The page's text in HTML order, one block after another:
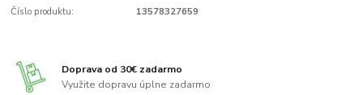
Číslo produktu: 13578327659
Doprava od 30€ zadarmo
Využite dopravu úplne zadarmo